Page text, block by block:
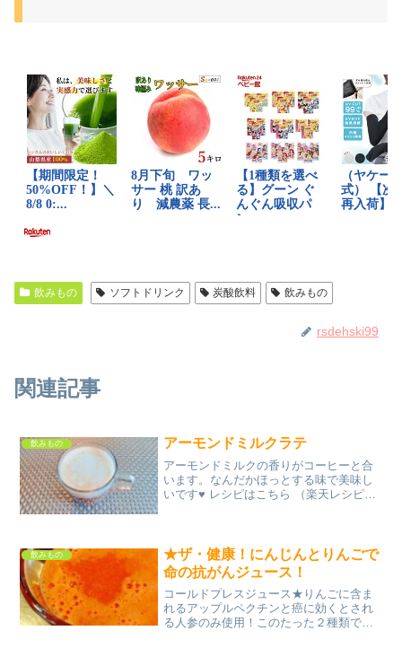
飲みもの ソフトドリンク 炭酸飲料 飲みもの
rsdehski99
関連記事
飲みもの アーモンドミルクラテ
アーモンドミルクの香りがコーヒーと合
います。なんだかほっとする味で美味し
いです♥ レシピはこちら （楽天レシピ）
なのレビュー
飲みもの
★ザ・健康！にんじんとりんごで
命の抗がんジュース！
コールドプレスジュース★りんごに含ま
れるアップルペクチンと癌に効くとされ
る人参のみ使用！このたった２種類で自